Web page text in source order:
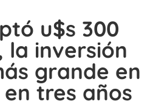
u$s 300
la inversión
grande en
tres años